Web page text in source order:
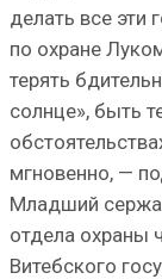
делать все эти
по охране
терять
солнце», быть
мгновенно, —
Младший
отдела охраны
Витебского